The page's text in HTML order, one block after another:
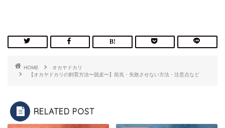
HOME
オカヤドカリ
【オカヤドカリの飼育方法〜脱皮〜】前兆・失敗させない方法・注意点など
RELATED POST